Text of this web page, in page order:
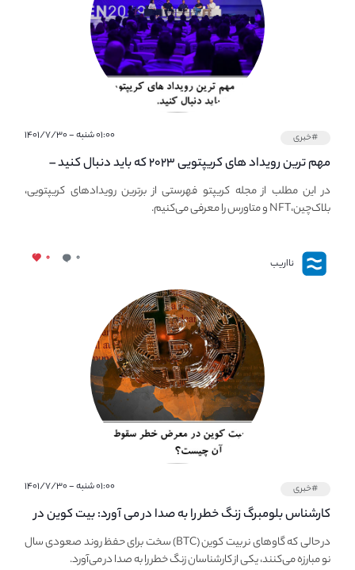
#خبری ۰۱:۰۰ شنبه - ۱۴۰۱/۷/۳۰
مهم ترین رویداد های کریپتویی ۲۰۲۳ که باید دنبال کنید –
معرفی بهترین رویداد های جهانی
در این مطلب از مجله کریپتو فهرستی از برترین رویدادهای کریپتویی،
بلاک‌چین،NFT و متاورس را معرفی می‌کنیم.
نااریب ۰ ۰
#خبری ۰۱:۰۰ شنبه - ۱۴۰۱/۷/۳۰
کارشناس بلومبرگ زنگ خطر را به صدا در می آورد: بیت کوین در
معرض خطر سقوط بزرگ است - دلیل آن چیست؟در حالی که گاوهای نر بیت کوین (BTC) سخت برای حفظ روند صعودی سال
نو مبارزه می‌کنند، یکی از کارشناسان زنگ خطر را به صدا در می‌آورد.